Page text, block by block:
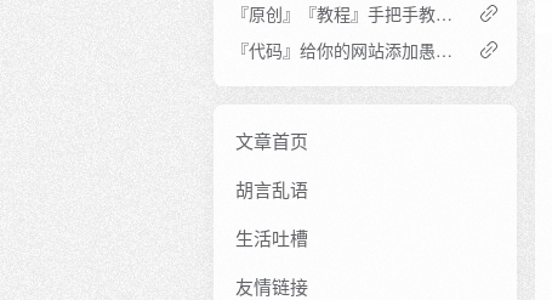
『原创』『教程』手把手教你搭建自己的私人云盘
『代码』给你的网站添加愚人节彩蛋
文章首页
胡言乱语
生活吐槽
友情链接